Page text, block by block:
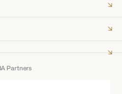
Partners